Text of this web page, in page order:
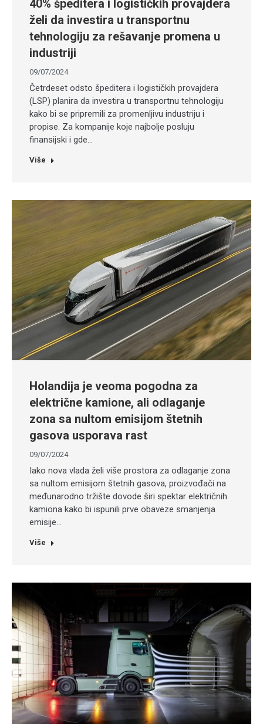
40% špeditera i logističkih provajdera
želi da investira u transportnu
tehnologiju za rešavanje promena u
industriji
09/07/2024
Četrdeset odsto špeditera i logističkih provajdera
(LSP) planira da investira u transportnu tehnologiju
kako bi se pripremili za promenljivu industriju i
propise. Za kompanije koje najbolje posluju
finansijski i gde…
Više
Holandija je veoma pogodna za
električne kamione, ali odlaganje
zona sa nultom emisijom štetnih
gasova usporava rast
09/07/2024
Iako nova vlada želi više prostora za odlaganje zona
sa nultom emisijom štetnih gasova, proizvođači na
međunarodno tržište dovode širi spektar električnih
kamiona kako bi ispunili prve obaveze smanjenja
emisije…
Više